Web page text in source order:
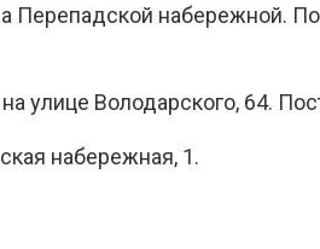
набережной.
улице Володарского, 64.
набережная, 1.